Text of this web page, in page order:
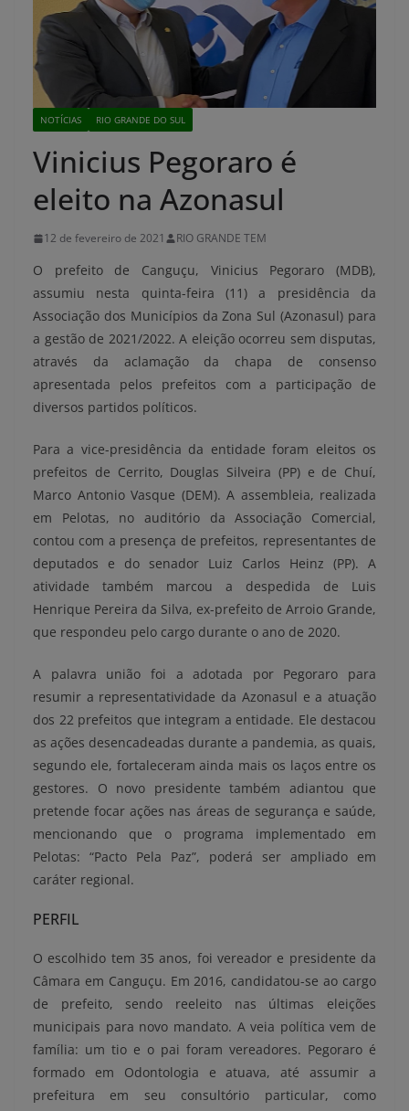
NOTÍCIAS RIO GRANDE DO SUL
Vinicius Pegoraro é
eleito na Azonasul
12 de fevereiro de 2021 RIO GRANDE TEM
O prefeito de Canguçu, Vinicius Pegoraro (MDB),
assumiu nesta quinta-feira (11) a presidência da
Associação dos Municípios da Zona Sul (Azonasul) para
a gestão de 2021/2022. A eleição ocorreu sem disputas,
através da aclamação da chapa de consenso
apresentada pelos prefeitos com a participação de
diversos partidos políticos.
Para a vice-presidência da entidade foram eleitos os
prefeitos de Cerrito, Douglas Silveira (PP) e de Chuí,
Marco Antonio Vasque (DEM). A assembleia, realizada
em Pelotas, no auditório da Associação Comercial,
contou com a presença de prefeitos, representantes de
deputados e do senador Luiz Carlos Heinz (PP). A
atividade também marcou a despedida de Luis
Henrique Pereira da Silva, ex-prefeito de Arroio Grande,
que respondeu pelo cargo durante o ano de 2020.
A palavra união foi a adotada por Pegoraro para
resumir a representatividade da Azonasul e a atuação
dos 22 prefeitos que integram a entidade. Ele destacou
as ações desencadeadas durante a pandemia, as quais,
segundo ele, fortaleceram ainda mais os laços entre os
gestores. O novo presidente também adiantou que
pretende focar ações nas áreas de segurança e saúde,
mencionando que o programa implementado em
Pelotas: “Pacto Pela Paz”, poderá ser ampliado em
caráter regional.
PERFIL
O escolhido tem 35 anos, foi vereador e presidente da
Câmara em Canguçu. Em 2016, candidatou-se ao cargo
de prefeito, sendo reeleito nas últimas eleições
municipais para novo mandato. A veia política vem de
família: um tio e o pai foram vereadores. Pegoraro é
formado em Odontologia e atuava, até assumir a
prefeitura em seu consultório particular, como